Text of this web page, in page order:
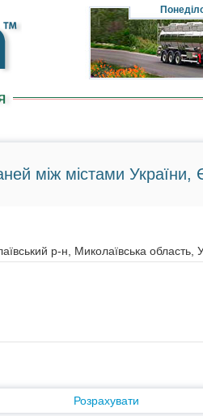
між містами України,
Розрахувати